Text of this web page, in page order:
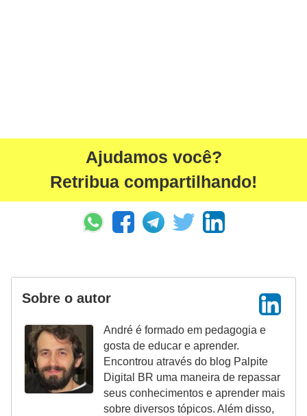
Ajudamos você?
Retribua compartilhando!
Sobre o autor
André é formado em pedagogia e
gosta de educar e aprender.
Encontrou através do blog Palpite
Digital BR uma maneira de repassar
seus conhecimentos e aprender mais
sobre diversos tópicos. Além disso,